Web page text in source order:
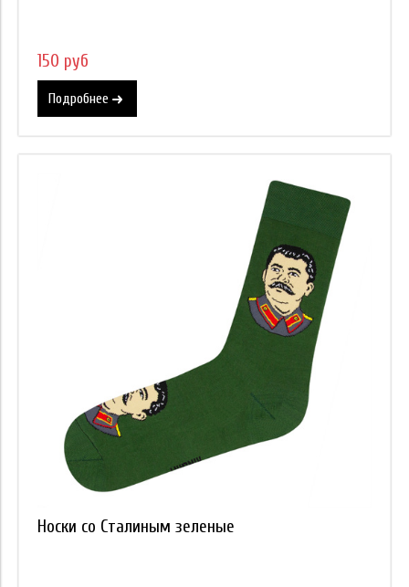
150 руб
Подробнее
Носки со Сталиным зеленые